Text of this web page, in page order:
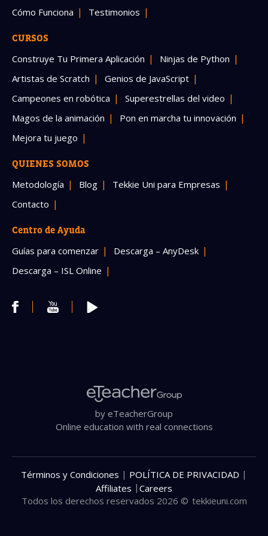
Cómo Funciona Testimonios
CURSOS
Construye Tu Primera Aplicación
Ninjas de Python
Artistas de Scratch
Genios de JavaScript
Campeones en robótica
Superestrellas del video
Magos de la animación
Pon en marcha tu innovación
Mejora tu juego
QUIENES SOMOS
Metodología Blog
Tekkie Uni para Empresas
Contacto
Centro de Ayuda
Guías para comenzar
Descarga – AnyDesk
Descarga – ISL Online
by eTeacherGroup
Online education with real connections
Todos los derechos reservados 2026 © tekkieuni.com
Términos y Condiciones | POLÍTICA DE PRIVACIDAD |
Affiliates | Careers